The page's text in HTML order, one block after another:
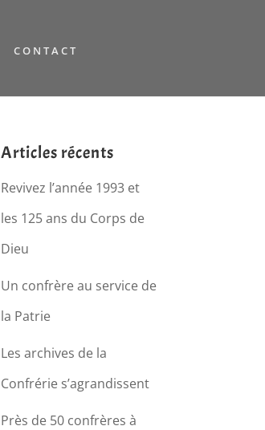
CONTACT
Articles récents
Revivez l’année 1993 et
les 125 ans du Corps de
Dieu
Un confrère au service de
la Patrie
Les archives de la
Confrérie s’agrandissent
Près de 50 confrères à